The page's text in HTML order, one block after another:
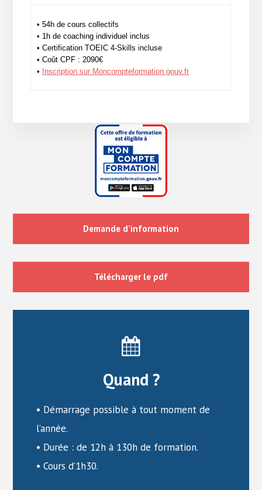
• 54h de cours collectifs
• 1h de coaching individuel inclus
• Certification TOEIC 4-Skills incluse
• Coût CPF : 2090€
•
Inscription sur Moncompteformation.gouv.fr
Demande d'information
Télécharger le pdf
Quand ?
• Démarrage possible à tout moment de
l’année.
• Durée : de 12h à 130h de formation.
• Cours d’1h30.